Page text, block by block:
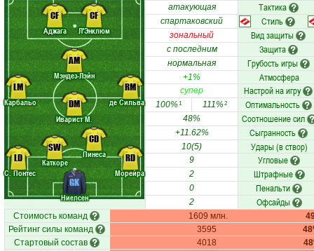
Ниелсен
С. Понтес
Каткоре
Пинеса
Морейра
Карбальо
Иварист М.
Мэндез-Лэйн
де Сильва
Аджага Л'Энклюм
GK
LD
SW
CD
RD
LM
DM
AM
RM
CF CF
атакующая Тактика
спартаковский Стиль
зональный Вид защиты
с последним Защита
нормальная Грубость игры
+1% Атмосфера
супер Настрой на игру
100%1 111%2 Оптимальность
48% Соотношение сил
+11.62% Сыгранность
10(5) Удары (в створ)
9 Угловые
2 Штрафные
0 Пенальти
2 Офсайды
Стоимость команд 1609 млн.
Рейтинг силы команд
3595
Стартовый состав
4018